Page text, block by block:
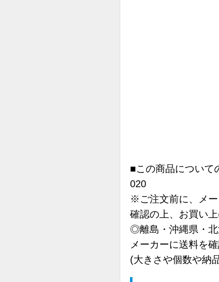
■この商品につい
020
※ご注文前に、メ
確認の上、お買い
◎離島・沖縄県・
メーカーに送料を
(大きさや個数や納